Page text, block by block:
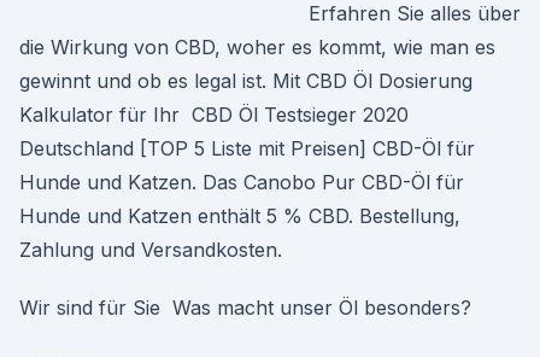
Erfahren Sie alles über
die Wirkung von CBD, woher es kommt, wie man es
gewinnt und ob es legal ist. Mit CBD Öl Dosierung
Kalkulator für Ihr CBD Öl Testsieger 2020
Deutschland [TOP 5 Liste mit Preisen] CBD-Öl für
Hunde und Katzen. Das Canobo Pur CBD-Öl für
Hunde und Katzen enthält 5 % CBD. Bestellung,
Zahlung und Versandkosten.
Wir sind für Sie Was macht unser Öl besonders?